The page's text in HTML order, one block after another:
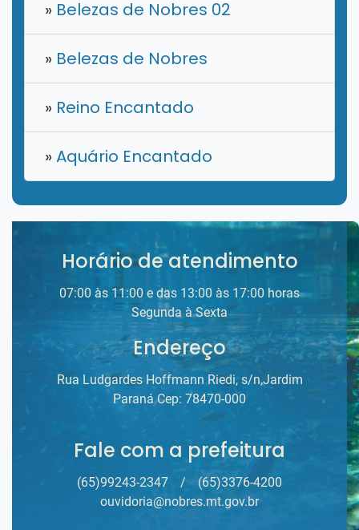
» Belezas de Nobres 02
» Belezas de Nobres
» Reino Encantado
»Aquário Encantado
Horário de atendimento
07:00 às 11:00 e das 13:00 às 17:00 horas
Segunda à Sexta
Endereço
Rua Ludgardes Hoffmann Riedi, s/n,Jardim
Paraná Cep: 78470-000
Fale com a prefeitura
(65)99243-2347 /
(65)3376-4200
ouvidoria@nobres.mt.gov.br